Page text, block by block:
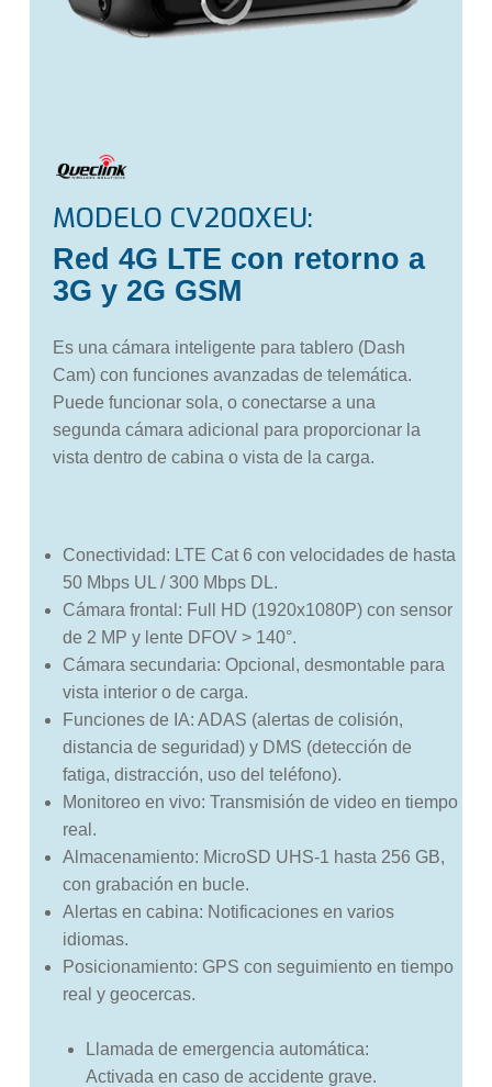
MODELO CV200XEU:
Red 4G LTE con retorno a
3G y 2G GSM
Es una cámara inteligente para tablero (Dash
Cam) con funciones avanzadas de telemática.
Puede funcionar sola, o conectarse a una
segunda cámara adicional para proporcionar la
vista dentro de cabina o vista de la carga.
Conectividad: LTE Cat 6 con velocidades de hasta
50 Mbps UL / 300 Mbps DL.
Cámara frontal: Full HD (1920x1080P) con sensor
de 2 MP y lente DFOV > 140°.
Cámara secundaria: Opcional, desmontable para
vista interior o de carga.
Funciones de IA: ADAS (alertas de colisión,
distancia de seguridad) y DMS (detección de
fatiga, distracción, uso del teléfono).
Monitoreo en vivo: Transmisión de video en tiempo
real.
Almacenamiento: MicroSD UHS-1 hasta 256 GB,
con grabación en bucle.
Alertas en cabina: Notificaciones en varios
idiomas.
Posicionamiento: GPS con seguimiento en tiempo
real y geocercas.
Llamada de emergencia automática:
Activada en caso de accidente grave.